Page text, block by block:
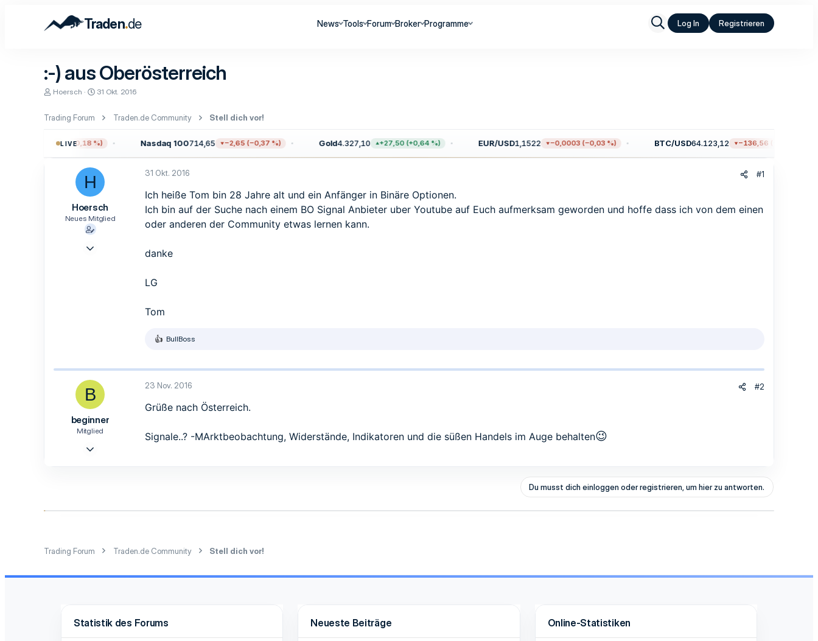
Traden.de News Tools Forum Broker Programme Log In Registrieren
:-) aus Oberösterreich
E
t
e
Hoersch
E
l
t
a
31 Okt. 2016
Trading Forum Traden.de Community Stell dich vor!
LIVE
−13,59 (−0,18 %) Nasdaq 100714,65 −2,65 (−0,37 %) Gold4.327,10 +27,50 (+0,64 %) EUR/USD1,1522 −0,0003 (−0,03 %) BTC/USD64.123,12 −136,56 (−0,21 %)
H
Hoersch
Neues Mitglied
31 Okt. 2016 #1
Ich heiße Tom bin 28 Jahre alt und ein Anfänger in Binäre Optionen.
Ich bin auf der Suche nach einem BO Signal Anbieter uber Youtube auf Euch aufmerksam geworden und hoffe dass ich von dem einen
oder anderen der Community etwas lernen kann.
danke
LG
Tom
R
k
t
i
n
:
BullBoss
B
beginner
Mitglied
23 Nov. 2016 #2
Grüße nach Österreich.
Signale..? -MArktbeobachtung, Widerstände, Indikatoren und die süßen Handels im Auge behalten😉
Du musst dich einloggen oder registrieren, um hier zu antworten.
Trading Forum Traden.de Community Stell dich vor!
Statistik des Forums Neueste Beiträge Online-Statistiken